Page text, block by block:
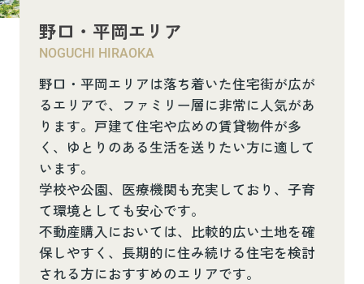
野口・平岡エリア
NOGUCHI HIRAOKA
野口・平岡エリアは落ち着いた住宅街が広が
るエリアで、ファミリー層に非常に人気があ
ります。戸建て住宅や広めの賃貸物件が多
く、ゆとりのある生活を送りたい方に適して
います。
学校や公園、医療機関も充実しており、子育
て環境としても安心です。
不動産購入においては、比較的広い土地を確
保しやすく、長期的に住み続ける住宅を検討
される方におすすめのエリアです。